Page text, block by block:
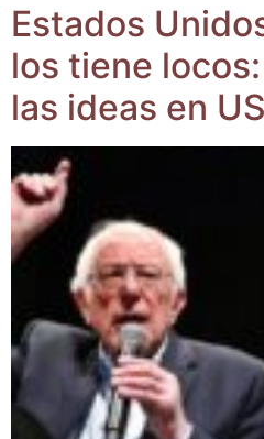
Esta­dos
los tie­ne
las ideas en